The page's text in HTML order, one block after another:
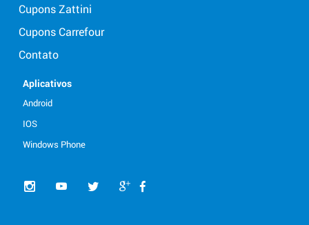
Cupons Zattini
Cupons Carrefour
Contato
Aplicativos
Android
IOS
Windows Phone